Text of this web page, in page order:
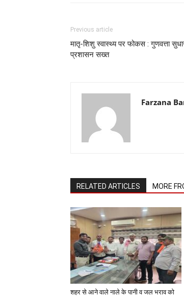
Previous article
मातृ-शिशु स्वास्थ्य पर फोकस : गुणवत्ता
प्रशासन सख्त
Farzana
RELATED ARTICLES MORE
शहर से आने वाले नाले के पानी व जल भराव को